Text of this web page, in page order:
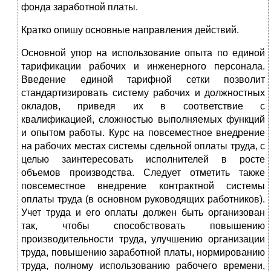
фонда заработной платы.
Кратко опишу основные направления действий.
Основной упор на использование опыта по единой
тарификации рабочих и инженерного персонала.
Введение единой тарифной сетки позволит
стандартизировать систему рабочих и должностных
окладов, приведя их в соответствие с
квалификацией, сложностью выполняемых функций
и опытом работы. Курс на повсеместное внедрение
на рабочих местах системы сдельной оплаты труда, с
целью заинтересовать исполнителей в росте
объемов производства. Следует отметить также
повсеместное внедрение контрактной системы
оплаты труда (в основном руководящих работников).
Учет труда и его оплаты должен быть организован
так, чтобы способствовать повышению
производительности труда, улучшению организации
труда, повышению заработной платы, нормированию
труда, полному использованию рабочего времени,